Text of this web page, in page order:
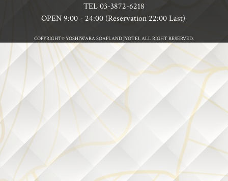
TEL03-3872-6218
OPEN 9:00 - 24:00 (Reservation 22:00 Last)
COPYRIGHT© YOSHIWARA SOAPLAND JYOTEI. ALL RIGHT RESERVED.